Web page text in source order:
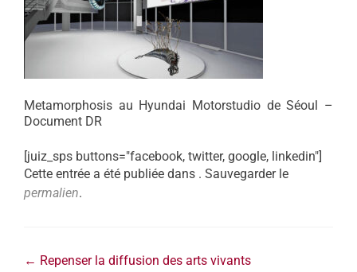
Metamorphosis au Hyundai Motorstudio de Séoul –
Document DR
[juiz_sps buttons="facebook, twitter, google, linkedin"]
Cette entrée a été publiée dans . Sauvegarder le
permalien.
← Repenser la diffusion des arts vivants